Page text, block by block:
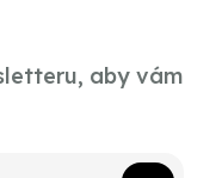
aby vám